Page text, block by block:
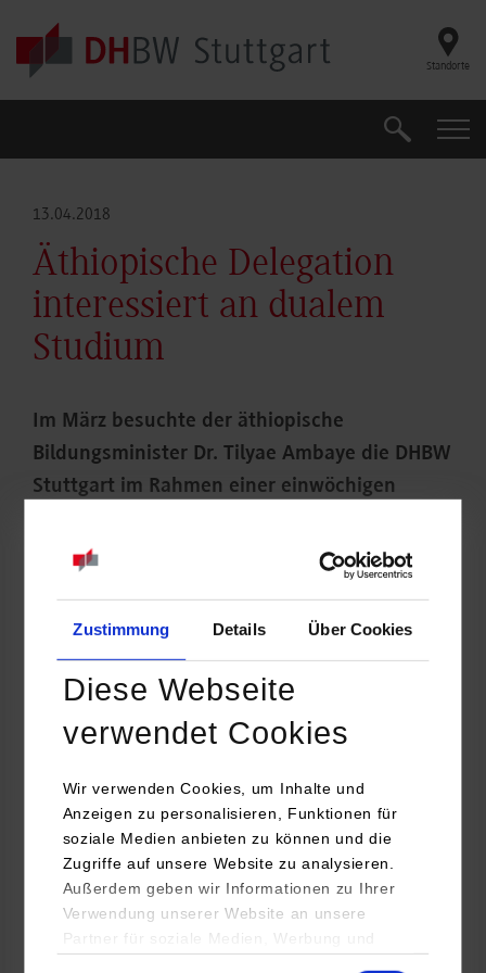
Zustimmung Details Über Cookies
Diese Webseite
verwendet Cookies
Wir verwenden Cookies, um Inhalte und
Anzeigen zu personalisieren, Funktionen für
soziale Medien anbieten zu können und die
Zugriffe auf unsere Website zu analysieren.
Außerdem geben wir Informationen zu Ihrer
Verwendung unserer Website an unsere
Partner für soziale Medien, Werbung und
Skip to main content
Standorte
Suche
13.04.2018
Äthiopische Delegation
interessiert an dualem
Studium
Im März besuchte der äthiopische
Bildungsminister Dr. Tilyae Ambaye die DHBW
Stuttgart im Rahmen einer einwöchigen
Prof. Dr. Katja Kuhn, Prorektorin für Internationales an der
DHBW Stuttgart, informierte die insgesamt 14-köpfige
Delegation bei einem Abendtermin über die Strukturen der
DHBW und die Besonderheiten des dualen Studiums.